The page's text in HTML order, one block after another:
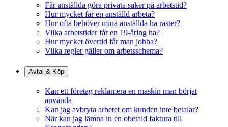
Får anställda göra privata saker på arbetstid?
Hur mycket får en anställd arbeta?
Hur ofta behöver mina anställda ha raster?
Vilka arbetstider får en 19-åring ha?
Hur mycket övertid får man jobba?
Vilka regler gäller om arbetsschema?
Avtal & Köp
Kan ett företag reklamera en maskin man börjat
använda
Kan jag avbryta arbetet om kunden inte betalar?
När kan jag lämna in en obetald faktura till